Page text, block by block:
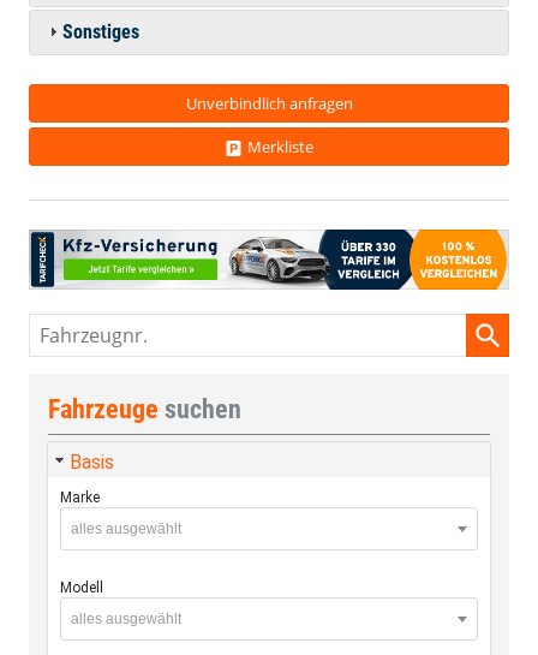
Sonstiges
Unverbindlich anfragen
Merkliste
Fahrzeugnr.
Fahrzeuge suchen
Basis
Marke
alles ausgewählt
Modell
alles ausgewählt